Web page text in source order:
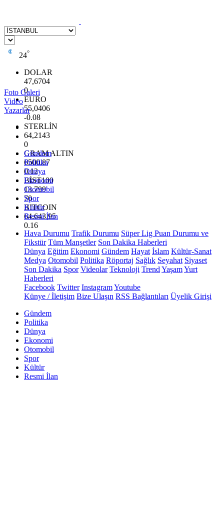
24°
DOLAR
47,6704
0
EURO
55,0406
-0.08
STERLİN
64,2143
0
GRAM ALTIN
6500.87
0.12
BİST100
13.799
70
BITCOIN
64.643,95
0.16
Foto Galeri
Video
Yazarlar
Gündem
Politika
Dünya
Ekonomi
Otomobil
Spor
Kültür
Resmi İlan
Hava Durumu Trafik Durumu Süper Lig Puan Durumu ve
Fikstür Tüm Manşetler Son Dakika Haberleri
Dünya Eğitim Ekonomi Gündem Hayat İslam Kültür-Sanat
Medya Otomobil Politika Röportaj Sağlık Seyahat Siyaset
Son Dakika Spor Videolar Teknoloji Trend YaşamYurt
Haberleri
Facebook Twitter InstagramYoutube
Künye / İletişim Bize Ulaşın RSS Bağlantıları Üyelik Girişi
Gündem
Politika
Dünya
Ekonomi
Otomobil
Spor
Kültür
Resmi İlan